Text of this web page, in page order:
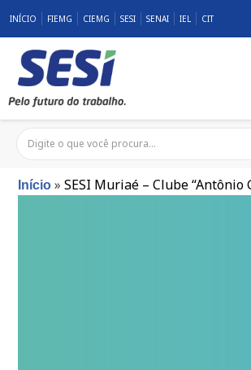
INÍCIO FIEMG CIEMG SESI SENAI IEL CIT
Início »SESI Muriaé – Clube “Antônio